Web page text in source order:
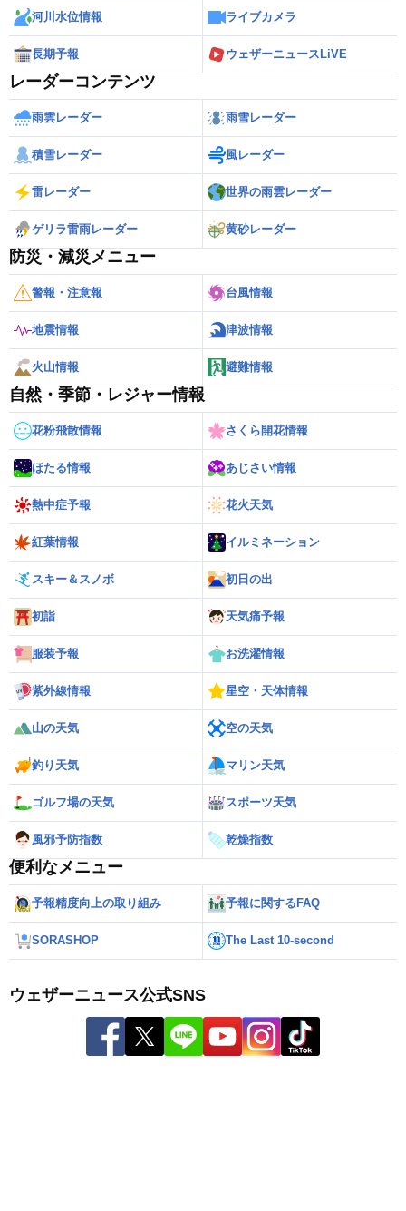
河川水位情報 ライブカメラ
長期予報 ウェザーニュースLiVE
レーダーコンテンツ
雨雲レーダー 雨雪レーダー
積雪レーダー 風レーダー
雷レーダー 世界の雨雲レーダー
ゲリラ雷雨レーダー 黄砂レーダー
防災・減災メニュー
警報・注意報 台風情報
地震情報 津波情報
火山情報 避難情報
自然・季節・レジャー情報
花粉飛散情報 さくら開花情報
ほたる情報 あじさい情報
熱中症予報 花火天気
紅葉情報 イルミネーション
スキー＆スノボ 初日の出
初詣 天気痛予報
服装予報 お洗濯情報
紫外線情報 星空・天体情報
山の天気 空の天気
釣り天気 マリン天気
ゴルフ場の天気 スポーツ天気
風邪予防指数 乾燥指数
便利なメニュー
予報精度向上の取り組み 予報に関するFAQ
SORASHOP The Last 10-second
ウェザーニュース公式SNS